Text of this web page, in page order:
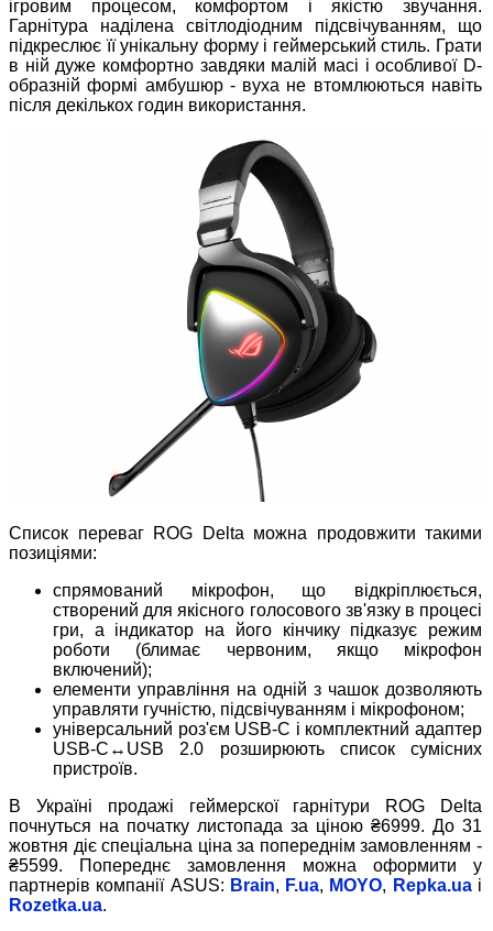
ігровим процесом, комфортом і якістю звучання.
Гарнітура наділена світлодіодним підсвічуванням, що
підкреслює її унікальну форму і геймерський стиль. Грати
в ній дуже комфортно завдяки малій масі і особливої ​​D-
образній формі амбушюр - вуха не втомлюються навіть
після декількох годин використання.
Список переваг ROG Delta можна продовжити такими
позиціями:
спрямований мікрофон, що відкріплюється,
створений для якісного голосового зв'язку в процесі
гри, а індикатор на його кінчику підказує режим
роботи (блимає червоним, якщо мікрофон
включений);
елементи управління на одній з чашок дозволяють
управляти гучністю, підсвічуванням і мікрофоном;
універсальний роз'єм USB-C і комплектний адаптер
USB-C↔USB 2.0 розширюють список сумісних
пристроїв.
В Україні продажі геймерскої гарнітури ROG Delta
почнуться на початку листопада за ціною ₴6999. До 31
жовтня діє спеціальна ціна за попереднім замовленням -
₴5599. Попереднє замовлення можна оформити у
партнерів компанії ASUS: Brain, F.ua, MOYО, Repka.uaі
Rozetka.ua.